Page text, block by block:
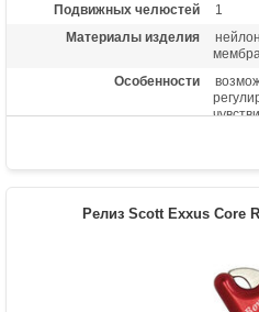
Подвижных челюстей
1
Материалы изделия
Особенности
Релиз Scott Exxus Core